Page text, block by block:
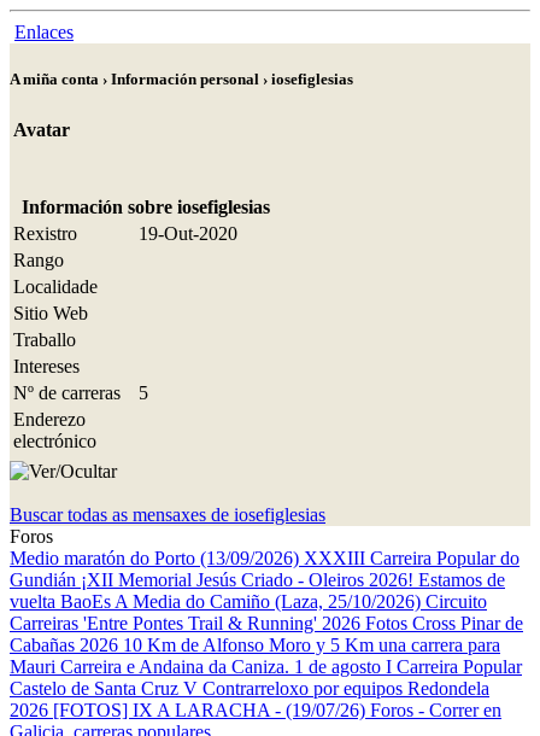
Enlaces
A miña conta › Información personal › iosefiglesias
Avatar
Información sobre iosefiglesias
Rexistro
19-Out-2020
Rango
Localidade
Sitio Web
Traballo
Intereses
Nº de carreras
5
Enderezo
electrónico
Buscar todas as mensaxes de iosefiglesias
Foros
Medio maratón do Porto (13/09/2026) XXXIII Carreira Popular do
Gundián ¡XII Memorial Jesús Criado - Oleiros 2026! Estamos de
vuelta BaoEs A Media do Camiño (Laza, 25/10/2026) Circuito
Carreiras 'Entre Pontes Trail & Running' 2026 Fotos Cross Pinar de
Cabañas 2026 10 Km de Alfonso Moro y 5 Km una carrera para
Mauri Carreira e Andaina da Caniza. 1 de agosto I Carreira Popular
Castelo de Santa Cruz V Contrarreloxo por equipos Redondela
2026 [FOTOS] IX A LARACHA - (19/07/26) Foros - Correr en